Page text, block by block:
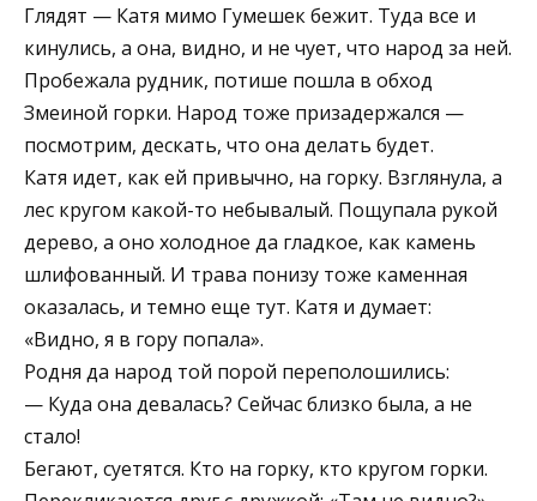
Глядят — Катя мимо Гумешек бежит. Туда все и
кинулись, а она, видно, и не чует, что народ за ней.
Пробежала рудник, потише пошла в обход
Змеиной горки. Народ тоже призадержался —
посмотрим, дескать, что она делать будет.
Катя идет, как ей привычно, на горку. Взглянула, а
лес кругом какой-то небывалый. Пощупала рукой
дерево, а оно холодное да гладкое, как камень
шлифованный. И трава понизу тоже каменная
оказалась, и темно еще тут. Катя и думает:
«Видно, я в гору попала».
Родня да народ той порой переполошились:
— Куда она девалась? Сейчас близко была, а не
стало!
Бегают, суетятся. Кто на горку, кто кругом горки.